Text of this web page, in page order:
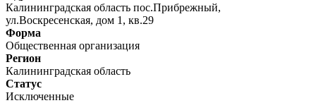
Калининградская область пос.Прибрежный,
ул.Воскресенская, дом 1, кв.29
Форма
Общественная организация
Регион
Калининградская область
Статус
Исключенные